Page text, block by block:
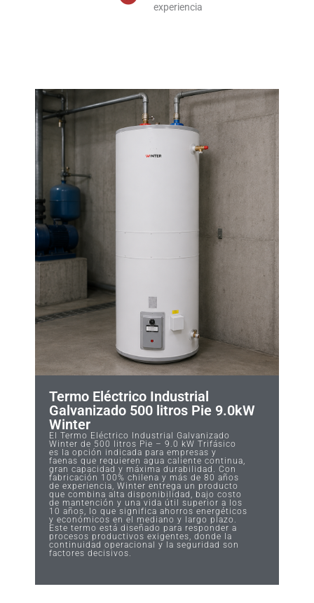
experiencia
Termo Eléctrico Industrial
Galvanizado 500 litros Pie 9.0kW
Winter
El Termo Eléctrico Industrial Galvanizado
Winter de 500 litros Pie – 9.0 kW Trifásico
es la opción indicada para empresas y
faenas que requieren agua caliente continua,
gran capacidad y máxima durabilidad. Con
fabricación 100% chilena y más de 80 años
de experiencia, Winter entrega un producto
que combina alta disponibilidad, bajo costo
de mantención y una vida útil superior a los
10 años, lo que significa ahorros energéticos
y económicos en el mediano y largo plazo.
Este termo está diseñado para responder a
procesos productivos exigentes, donde la
continuidad operacional y la seguridad son
factores decisivos.